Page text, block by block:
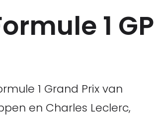
1 GP
1 Grand Prix van
en Charles Leclerc,